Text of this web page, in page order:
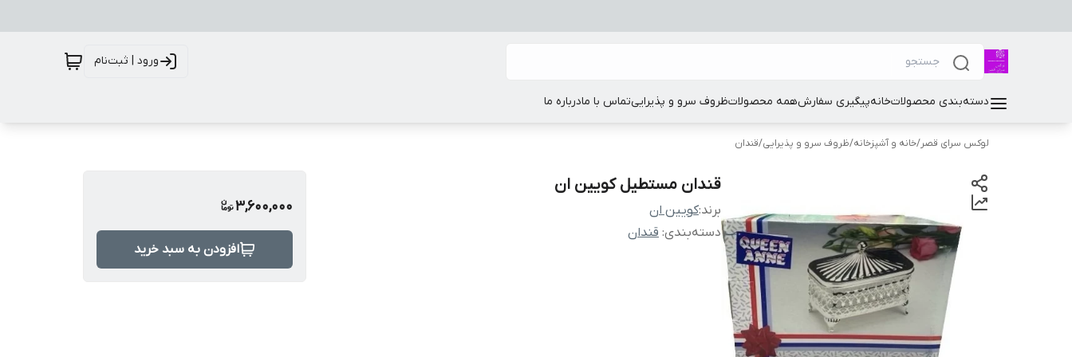
ورود | ثبت‌نام
دسته‌بندی محصولاتخانهپیگیری سفارشهمه محصولاتظروف سرو و پذیراییتماس با مادرباره ما
لوکس سرای قصر/خانه و آشپزخانه/ظروف سرو و پذیرایی/قندان
قندان مستطیل کویین ان
برند:کویین ان
دسته‌بندی: قندان
3,600,000
افزودن به سبد خرید